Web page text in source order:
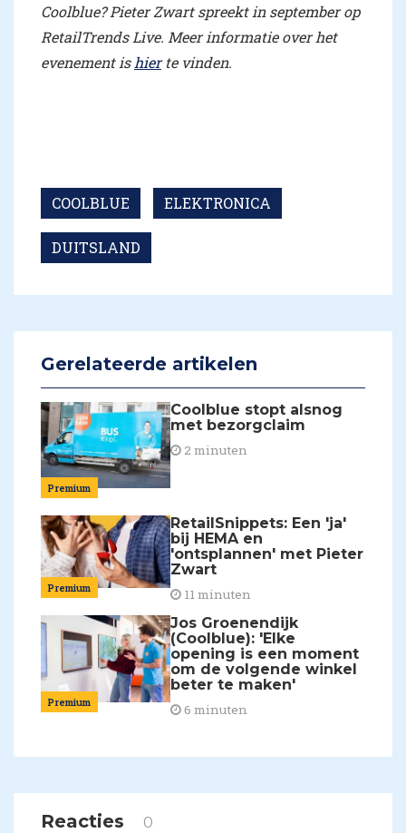
Coolblue? Pieter Zwart spreekt in september op
RetailTrends Live. Meer informatie over het
evenement ishierte vinden.
COOLBLUE ELEKTRONICA
DUITSLAND
Gerelateerde artikelen
Premium
Coolblue stopt alsnog
met bezorgclaim
2 minuten
Premium
RetailSnippets: Een 'ja'
bij HEMA en
'ontsplannen' met Pieter
Zwart
11 minuten
Premium
Jos Groenendijk
(Coolblue): 'Elke
opening is een moment
om de volgende winkel
beter te maken'
6 minuten
Reacties 0